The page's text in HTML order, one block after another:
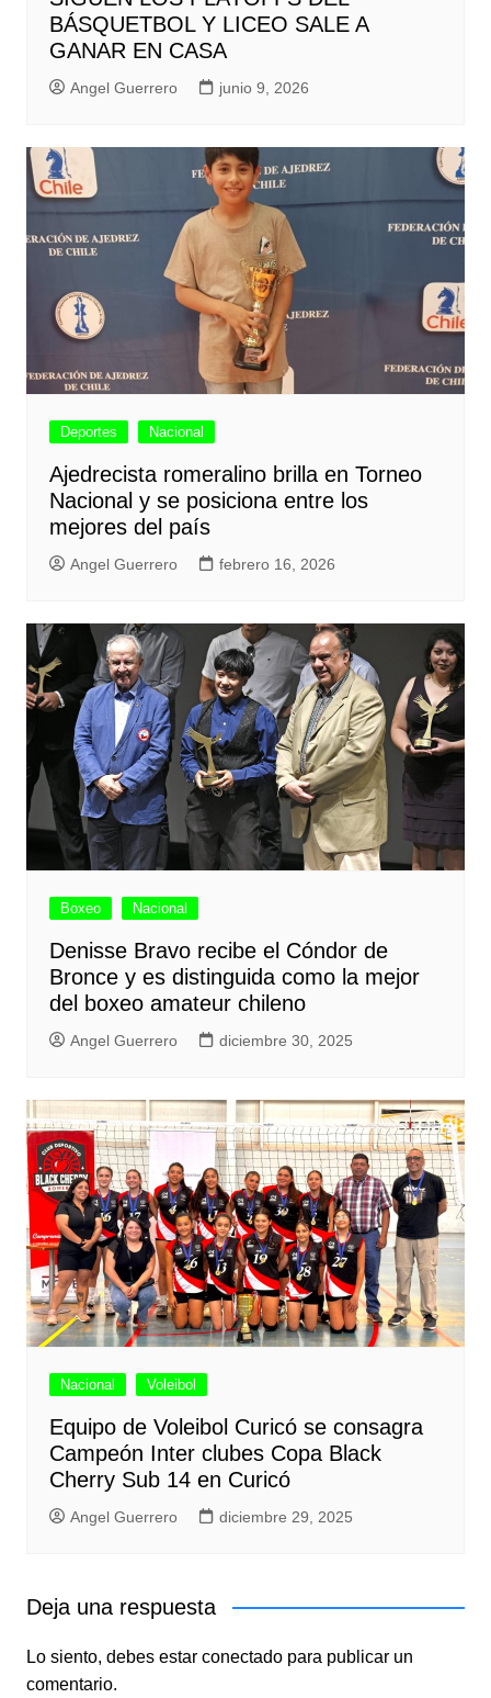
BÁSQUETBOL Y LICEO SALE A
GANAR EN CASA
Angel Guerrero junio 9, 2026
Deportes Nacional
Ajedrecista romeralino brilla en Torneo
Nacional y se posiciona entre los
mejores del país
Angel Guerrero febrero 16, 2026
Boxeo Nacional
Denisse Bravo recibe el Cóndor de
Bronce y es distinguida como la mejor
del boxeo amateur chileno
Angel Guerrero diciembre 30, 2025
Nacional Voleibol
Equipo de Voleibol Curicó se consagra
Campeón Inter clubes Copa Black
Cherry Sub 14 en Curicó
Angel Guerrero diciembre 29, 2025
Deja una respuesta
Lo siento, debes estar conectadopara publicar un
comentario.